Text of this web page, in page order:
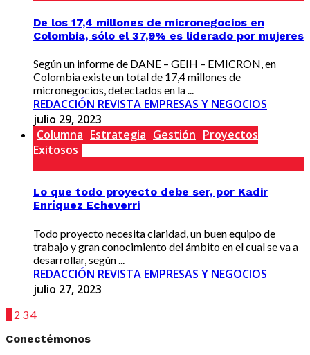
De los 17,4 millones de micronegocios en
Colombia, sólo el 37,9% es liderado por mujeres
Según un informe de DANE – GEIH – EMICRON, en
Colombia existe un total de 17,4 millones de
micronegocios, detectados en la ...
REDACCIÓN REVISTA EMPRESAS Y NEGOCIOS
julio 29, 2023
Columna Estrategia Gestión Proyectos
Exitosos
Lo que todo proyecto debe ser, por Kadir
Enríquez Echeverri
Todo proyecto necesita claridad, un buen equipo de
trabajo y gran conocimiento del ámbito en el cual se va a
desarrollar, según ...
REDACCIÓN REVISTA EMPRESAS Y NEGOCIOS
julio 27, 2023
2 34
Conectémonos